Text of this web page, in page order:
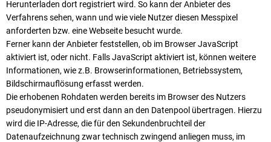
Herunterladen dort registriert wird. So kann der Anbieter des
Verfahrens sehen, wann und wie viele Nutzer diesen Messpixel
anforderten bzw. eine Webseite besucht wurde.
Ferner kann der Anbieter feststellen, ob im Browser JavaScript
aktiviert ist, oder nicht. Falls JavaScript aktiviert ist, können weitere
Informationen, wie z.B. Browserinformationen, Betriebssystem,
Bildschirmauflösung erfasst werden.
Die erhobenen Rohdaten werden bereits im Browser des Nutzers
pseudonymisiert und erst dann an den Datenpool übertragen. Hierzu
wird die IP-Adresse, die für den Sekundenbruchteil der
Datenaufzeichnung zwar technisch zwingend anliegen muss, im